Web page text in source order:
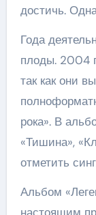
достичь.
Года
плоды. 2004
так как они
рока». В
«Тишина»,
отметить
Альбом
настоящим